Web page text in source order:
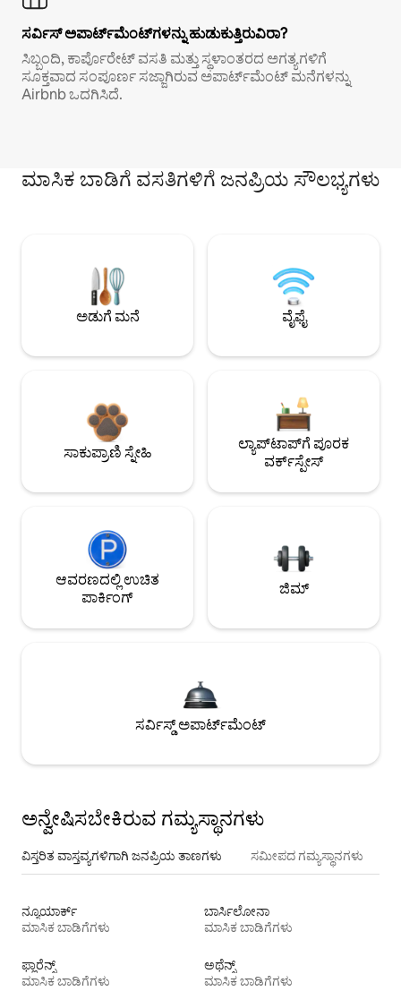
ಸರ್ವಿಸ್ ಅಪಾರ್ಟ್‌ಮೆಂಟ್‌ಗಳನ್ನು ಹುಡುಕುತ್ತಿರುವಿರಾ?
ಸಿಬ್ಬಂದಿ, ಕಾರ್ಪೊರೇಟ್ ವಸತಿ ಮತ್ತು ಸ್ಥಳಾಂತರದ ಅಗತ್ಯಗಳಿಗೆ
ಸೂಕ್ತವಾದ ಸಂಪೂರ್ಣ ಸಜ್ಜಾಗಿರುವ ಅಪಾರ್ಟ್‌ಮೆಂಟ್ ಮನೆಗಳನ್ನು
Airbnb ಒದಗಿಸಿದೆ.
ಮಾಸಿಕ ಬಾಡಿಗೆ ವಸತಿಗಳಿಗೆ ಜನಪ್ರಿಯ ಸೌಲಭ್ಯಗಳು
ಅಡುಗೆ ಮನೆ ವೈಫೈ
ಸಾಕುಪ್ರಾಣಿ ಸ್ನೇಹಿ
ಲ್ಯಾಪ್‌ಟಾಪ್‌ಗೆ ಪೂರಕ
ವರ್ಕ್‌ಸ್ಪೇಸ್
ಆವರಣದಲ್ಲಿ ಉಚಿತ
ಪಾರ್ಕಿಂಗ್
ಜಿಮ್
ಸರ್ವಿಸ್ಡ್ ಅಪಾರ್ಟ್‌ಮೆಂಟ್
ಅನ್ವೇಷಿಸಬೇಕಿರುವ ಗಮ್ಯಸ್ಥಾನಗಳು
ವಿಸ್ತರಿತ ವಾಸ್ತವ್ಯಗಳಿಗಾಗಿ ಜನಪ್ರಿಯ ತಾಣಗಳು ಸಮೀಪದ ಗಮ್ಯಸ್ಥಾನಗಳು
ನ್ಯೂಯಾರ್ಕ್
ಮಾಸಿಕ ಬಾಡಿಗೆಗಳು
ಬಾರ್ಸಿಲೋನಾ
ಮಾಸಿಕ ಬಾಡಿಗೆಗಳು
ಫ್ಲಾರೆನ್ಸ್
ಮಾಸಿಕ ಬಾಡಿಗೆಗಳು
ಅಥೆನ್ಸ್
ಮಾಸಿಕ ಬಾಡಿಗೆಗಳು